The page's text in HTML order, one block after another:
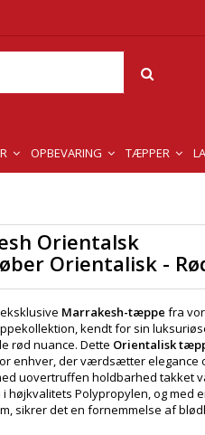
OPBEVARING TÆPPER
Orientalsk
Orientalisk -
Marrakesh-tæppe fra
kendt for sin
rød nuance. Dette Orientalisk
enhver, der værdsætter elegance
uovertruffen holdbarhed takket
højkvalitets Polypropylen, og med
sikrer det en fornemmelse af